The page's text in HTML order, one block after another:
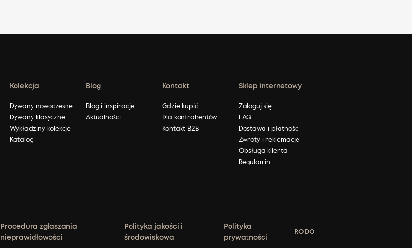
Kolekcja
Dywany nowoczesne
Dywany klasyczne
Wykładziny kolekcje
Katalog
Blog
Blog i inspiracje
Aktualności
Kontakt
Gdzie kupić
Dla kontrahentów
Kontakt B2B
Sklep internetowy
Zaloguj się
FAQ
Dostawa i płatność
Zwroty i reklamacje
Obsługa klienta
Regulamin
Procedura zgłaszania
nieprawidłowości
Polityka jakości i
środowiskowa
Polityka
prywatności
RODO